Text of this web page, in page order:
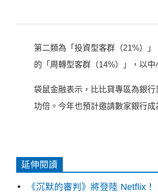
第二類為「投資型客群（21%）
的「周轉型客群（14%）」，以
袋鼠金融表示，比比貸專區為銀
功倍。今年也預計邀請數家銀行
延伸閱讀
《沉默的審判》將登陸 Netflix